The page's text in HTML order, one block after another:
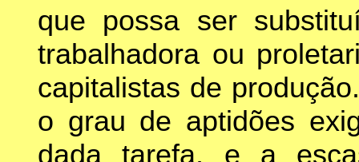
que possa ser
trabalhadora ou
capitalistas de
o grau de aptidões
dada tarefa, e a